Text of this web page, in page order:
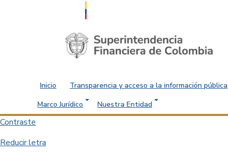
Saltar al contenido principal
Inicio Transparencia y acceso a la información pública
Marco Jurídico
Nuestra Entidad
Contraste
Reducir letra